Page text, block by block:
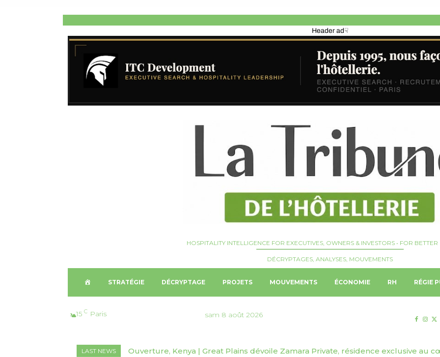
Header ad☟
HOSPITALITY INTELLIGENCE FOR EXECUTIVES, OWNERS & INVESTORS • FOR BETTER
DÉCRYPTAGES, ANALYSES, MOUVEMENTS
U
STRATÉGIE DÉCRYPTAGE PROJETS MOUVEMENTS ÉCONOMIE RH RÉGIE
15 C Paris sam 8 août 2026
LAST NEWS Ouverture, Kenya | Great Plains dévoile Zamara Private, résidence exclusive au